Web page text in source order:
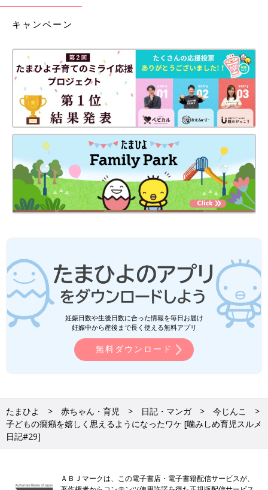
キャンペーン
妊娠日数や生後日数に合った情報を毎日お届け
妊娠中から産後まで長く使える無料アプリ
無料ダウンロード
たまひよ 赤ちゃん・育児 日記・マンガ
今じんこ
子どもの癇癪を嬉しく思えるようになったワケ [噛みしめ育児スルメ
日記#29]
ＡＢＪマークは、この電子書店・電子書籍配信サービスが、